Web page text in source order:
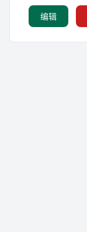
编辑